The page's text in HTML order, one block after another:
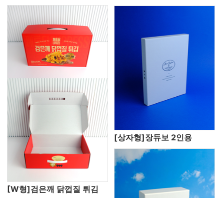
[W형]검은깨 닭껍질 튀김
[상자형]장듀보 2인용